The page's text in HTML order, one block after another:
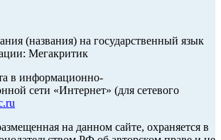
(названия) на государственный язык
Мегакритик
в информационно-
сети «Интернет» (для сетевого
на данном сайте, охраняется в